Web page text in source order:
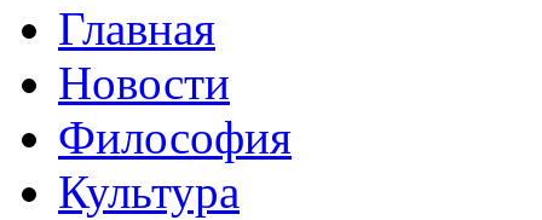
Главная
Новости
Философия
Культура